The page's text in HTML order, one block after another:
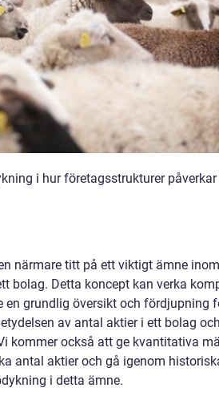
i hur företagsstrukturer påverkar
närmare titt på ett viktigt ämne inom
bolag. Detta koncept kan verka
en grundlig översikt och fördjupning
av antal aktier i ett bolag
kommer också att ge kvantitativa
antal aktier och gå igenom
i detta ämne.